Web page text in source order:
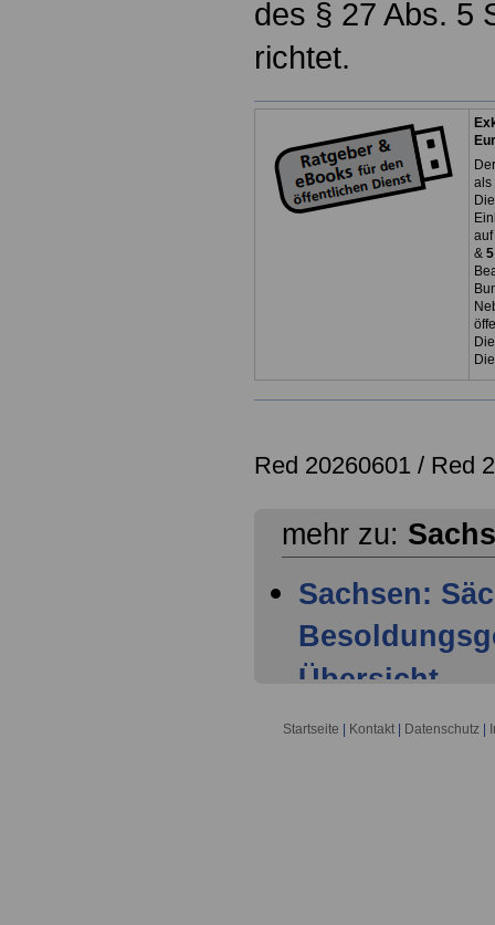
des § 27 Abs. 5
richtet.
als
&
Red 20260601 / Red
mehr zu:
Sachsen:
Übersicht
Sachsen:
Startseite Kontakt Datenschutz